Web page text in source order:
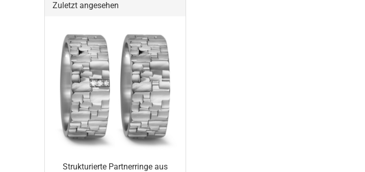
Zuletzt angesehen
Strukturierte Partnerringe aus